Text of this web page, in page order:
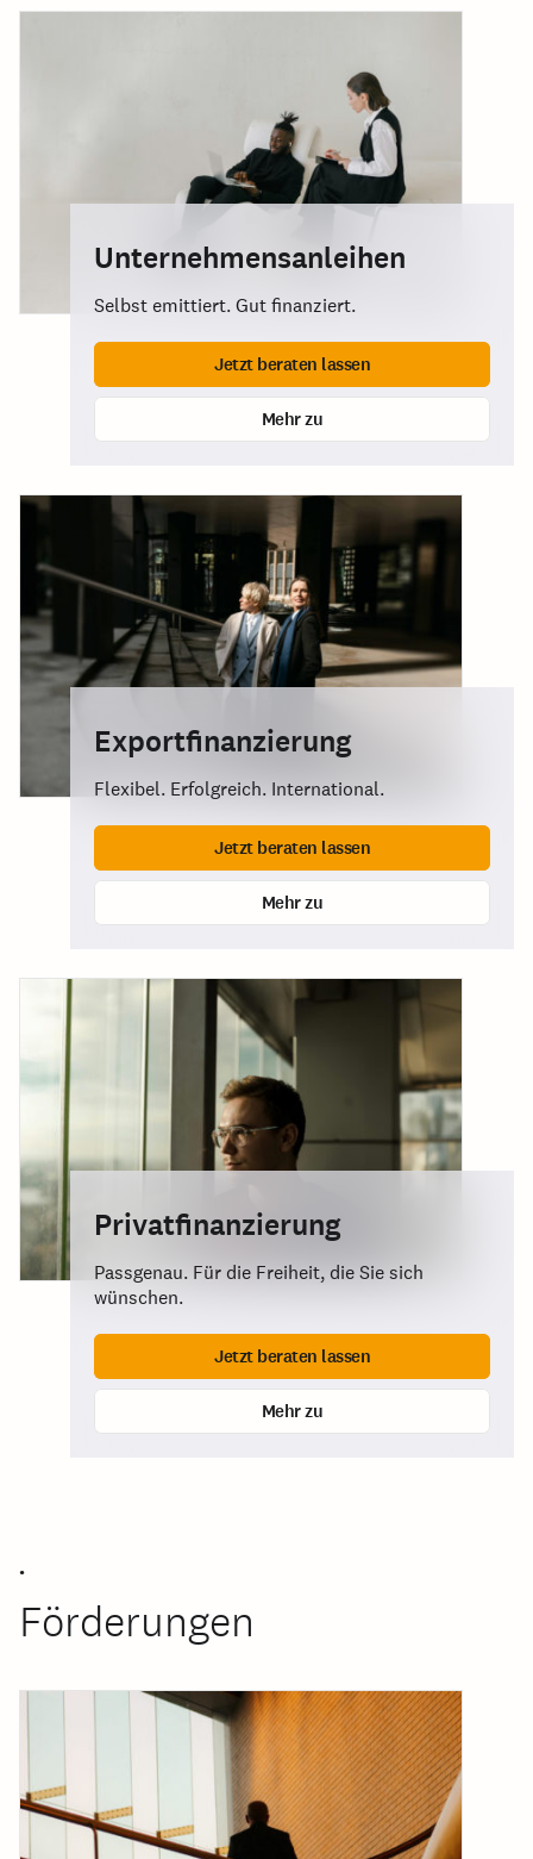
Unternehmensanleihen
Selbst emittiert. Gut finanziert.
Jetzt beraten lassen
Mehr zu
Exportfinanzierung
Flexibel. Erfolgreich. International.
Jetzt beraten lassen
Mehr zu
Privatfinanzierung
Passgenau. Für die Freiheit, die Sie sich
wünschen.
Jetzt beraten lassen
Mehr zu
.
Förderungen